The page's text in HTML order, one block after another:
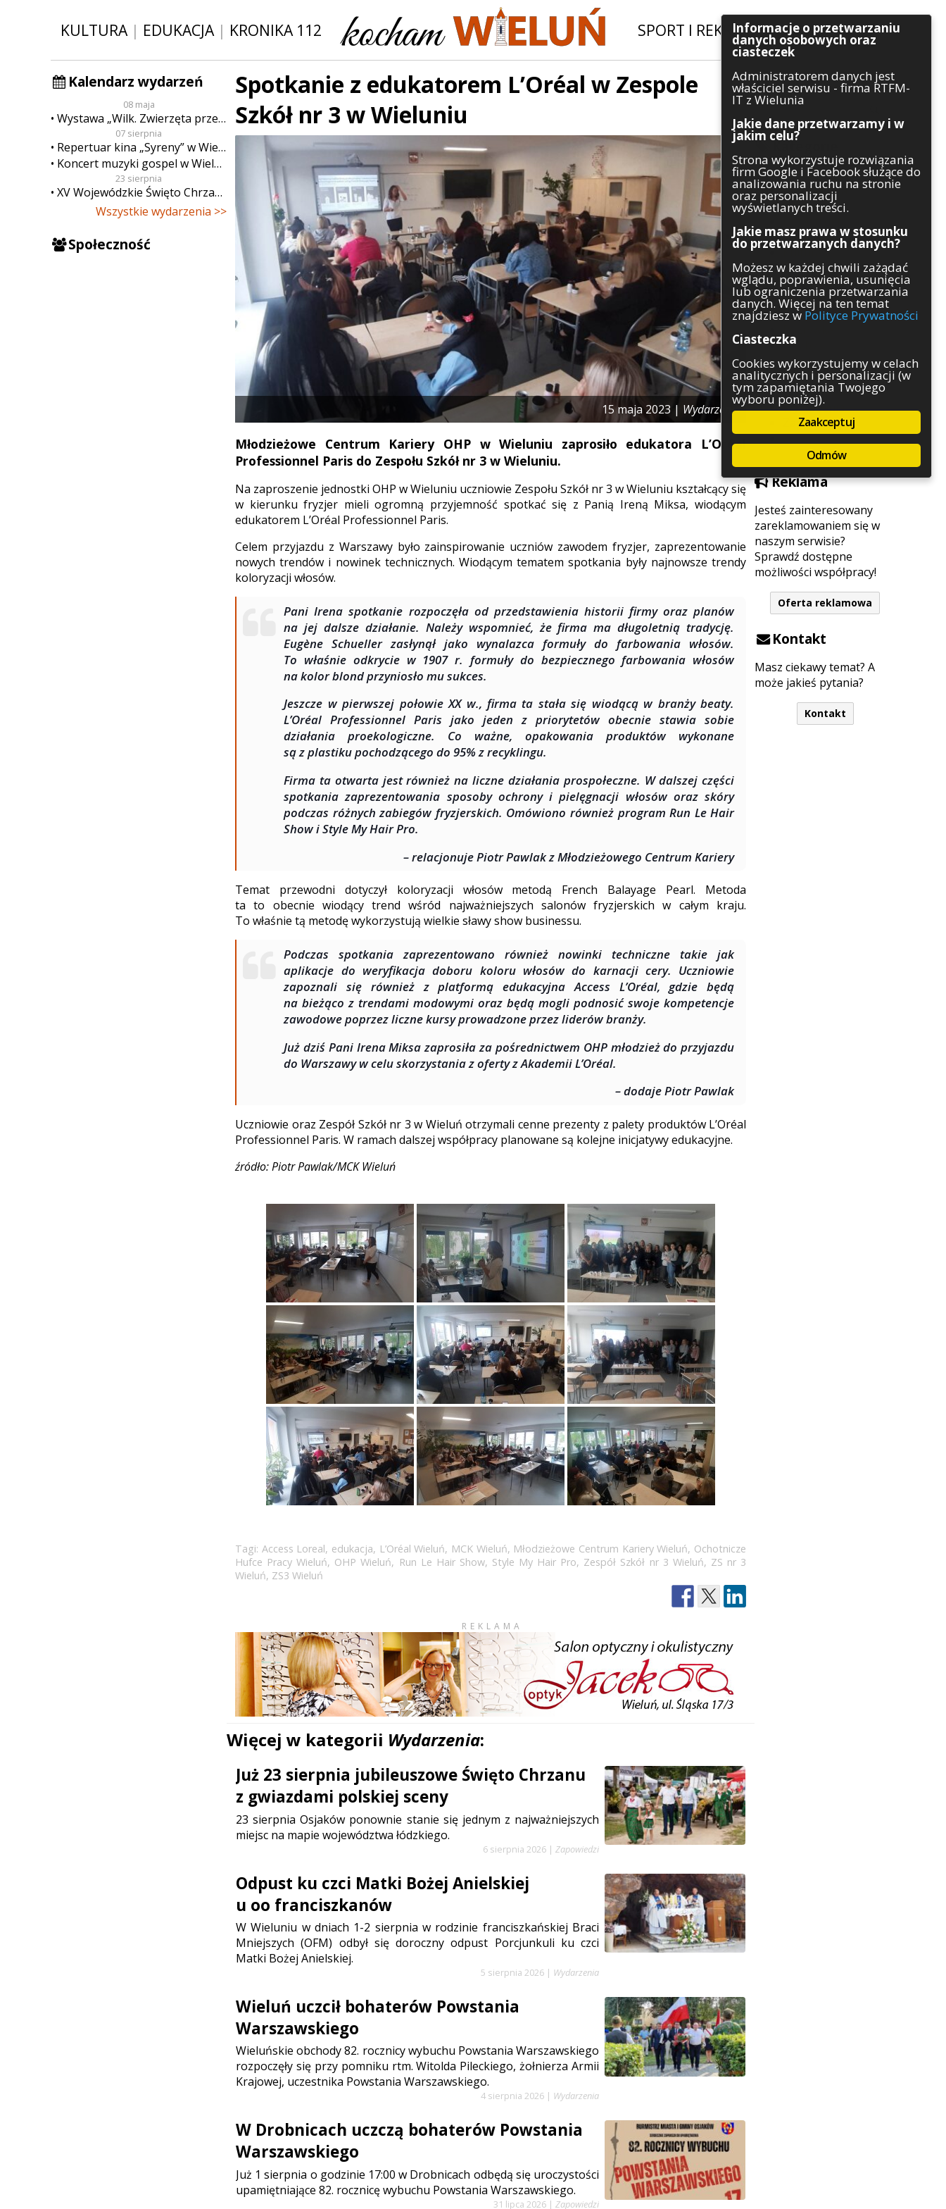
KULTURA| EDUKACJA| KRONIKA 112 SPORT I REKREACJA|INWESTYCJE
Kalendarz wydarzeń
08 maja
Wystawa „Wilk. Zwierzęta przeklęte”
07 sierpnia
Repertuar kina „Syreny” w Wieluniu w dn. od 7 do 13 sierpnia
Koncert muzyki gospel w Wieluniu
23 sierpnia
XV Wojewódzkie Święto Chrzanu
Wszystkie wydarzenia >>
Społeczność
Szukaj
Kategorie
Architektura
Gospodarka
Handel
Komunikaty
Kultura
Polityka
Pozostałe
Psychologia
Rolnictwo
Służby
Sport
Środowisko
Szkolnictwo
Wydarzenia
Zapowiedzi
Zdrowie
Reklama
Jesteś zainteresowany
zareklamowaniem się w
naszym serwisie?
Sprawdź dostępne
możliwości współpracy!
Oferta reklamowa
Kontakt
Masz ciekawy temat? A
może jakieś pytania?
Kontakt
Spotkanie z edukatorem L’Oréal w Zespole
Szkół nr 3 w Wieluniu
15 maja 2023 | Wydarzenia
Młodzieżowe Centrum Kariery OHP w Wieluniu zaprosiło edukatora L’Oréal
Professionnel Paris do Zespołu Szkół nr 3 w Wieluniu.
Na zaproszenie jednostki OHP w Wieluniu uczniowie Zespołu Szkół nr 3 w Wieluniu kształcący się
w kierunku fryzjer mieli ogromną przyjemność spotkać się z Panią Ireną Miksa, wiodącym
edukatorem L’Oréal Professionnel Paris.
Celem przyjazdu z Warszawy było zainspirowanie uczniów zawodem fryzjer, zaprezentowanie
nowych trendów i nowinek technicznych. Wiodącym tematem spotkania były najnowsze trendy
koloryzacji włosów.
Pani Irena spotkanie rozpoczęła od przedstawienia historii firmy oraz planów
na jej dalsze działanie. Należy wspomnieć, że firma ma długoletnią tradycję.
Eugène Schueller zasłynął jako wynalazca formuły do farbowania włosów.
To właśnie odkrycie w 1907 r. formuły do bezpiecznego farbowania włosów
na kolor blond przyniosło mu sukces.
Jeszcze w pierwszej połowie XX w., firma ta stała się wiodącą w branży beaty.
L’Oréal Professionnel Paris jako jeden z priorytetów obecnie stawia sobie
działania proekologiczne. Co ważne, opakowania produktów wykonane
są z plastiku pochodzącego do 95% z recyklingu.
Firma ta otwarta jest również na liczne działania prospołeczne. W dalszej części
spotkania zaprezentowania sposoby ochrony i pielęgnacji włosów oraz skóry
podczas różnych zabiegów fryzjerskich. Omówiono również program Run Le Hair
Show i Style My Hair Pro.
– relacjonuje Piotr Pawlak z Młodzieżowego Centrum Kariery
Temat przewodni dotyczył koloryzacji włosów metodą French Balayage Pearl. Metoda
ta to obecnie wiodący trend wśród najważniejszych salonów fryzjerskich w całym kraju.
To właśnie tą metodę wykorzystują wielkie sławy show businessu.
Podczas spotkania zaprezentowano również nowinki techniczne takie jak
aplikacje do weryfikacja doboru koloru włosów do karnacji cery. Uczniowie
zapoznali się również z platformą edukacyjna Access L’Oréal, gdzie będą
na bieżąco z trendami modowymi oraz będą mogli podnosić swoje kompetencje
zawodowe poprzez liczne kursy prowadzone przez liderów branży.
Już dziś Pani Irena Miksa zaprosiła za pośrednictwem OHP młodzież do przyjazdu
do Warszawy w celu skorzystania z oferty z Akademii L’Oréal.
– dodaje Piotr Pawlak
Uczniowie oraz Zespół Szkół nr 3 w Wieluń otrzymali cenne prezenty z palety produktów L’Oréal
Professionnel Paris. W ramach dalszej współpracy planowane są kolejne inicjatywy edukacyjne.
źródło: Piotr Pawlak/MCK Wieluń
Tagi: Access Loreal, edukacja, L’Oréal Wieluń, MCK Wieluń, Młodzieżowe Centrum Kariery Wieluń, Ochotnicze
Hufce Pracy Wieluń, OHP Wieluń, Run Le Hair Show, Style My Hair Pro, Zespół Szkół nr 3 Wieluń, ZS nr 3
Wieluń, ZS3 Wieluń
REKLAMA
Więcej w kategorii Wydarzenia:
Już 23 sierpnia jubileuszowe Święto Chrzanu
z gwiazdami polskiej sceny
23 sierpnia Osjaków ponownie stanie się jednym z najważniejszych
miejsc na mapie województwa łódzkiego.
6 sierpnia 2026 | Zapowiedzi
Odpust ku czci Matki Bożej Anielskiej
u oo franciszkanów
W Wieluniu w dniach 1-2 sierpnia w rodzinie franciszkańskiej Braci
Mniejszych (OFM) odbył się doroczny odpust Porcjunkuli ku czci
Matki Bożej Anielskiej.
5 sierpnia 2026 | Wydarzenia
Wieluń uczcił bohaterów Powstania
Warszawskiego
Wieluńskie obchody 82. rocznicy wybuchu Powstania Warszawskiego
rozpoczęły się przy pomniku rtm. Witolda Pileckiego, żołnierza Armii
Krajowej, uczestnika Powstania Warszawskiego.
4 sierpnia 2026 | Wydarzenia
W Drobnicach uczczą bohaterów Powstania
Warszawskiego
Już 1 sierpnia o godzinie 17:00 w Drobnicach odbędą się uroczystości
upamiętniające 82. rocznicę wybuchu Powstania Warszawskiego.
31 lipca 2026 | Zapowiedzi
Informacje o przetwarzaniu
danych osobowych oraz
ciasteczek
Administratorem danych jest
właściciel serwisu - firma RTFM-
IT z Wielunia
Jakie dane przetwarzamy i w
jakim celu?
Strona wykorzystuje rozwiązania
firm Google i Facebook służące do
analizowania ruchu na stronie
oraz personalizacji
wyświetlanych treści.
Jakie masz prawa w stosunku
do przetwarzanych danych?
Możesz w każdej chwili zażądać
wglądu, poprawienia, usunięcia
lub ograniczenia przetwarzania
danych. Więcej na ten temat
znajdziesz w Polityce Prywatności
Ciasteczka
Cookies wykorzystujemy w celach
analitycznych i personalizacji (w
tym zapamiętania Twojego
wyboru poniżej).
Zaakceptuj
Odmów